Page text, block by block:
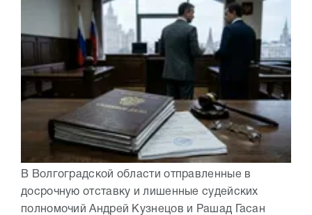
В Волгоградской области отправленные в
досрочную отставку и лишенные судейских
полномочий Андрей Кузнецов и Рашад Гасан